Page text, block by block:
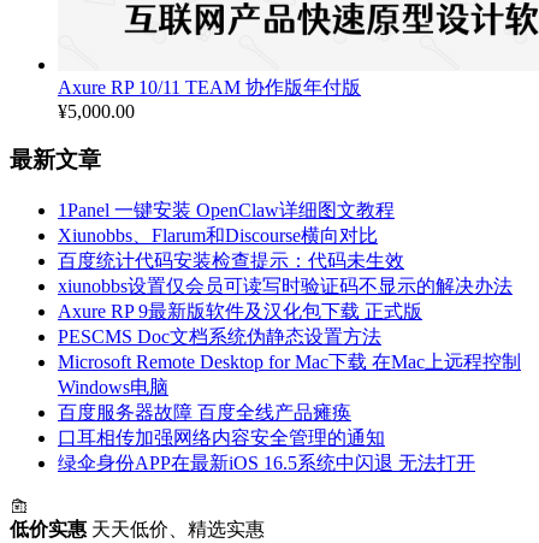
Axure RP 10/11 TEAM 协作版年付版
¥5,000.00
最新文章
1Panel 一键安装 OpenClaw详细图文教程
Xiunobbs、Flarum和Discourse横向对比
百度统计代码安装检查提示：代码未生效
xiunobbs设置仅会员可读写时验证码不显示的解决办法
Axure RP 9最新版软件及汉化包下载 正式版
PESCMS Doc文档系统伪静态设置方法
Microsoft Remote Desktop for Mac下载 在Mac上远程控制
Windows电脑
百度服务器故障 百度全线产品瘫痪
口耳相传加强网络内容安全管理的通知
绿伞身份APP在最新iOS 16.5系统中闪退 无法打开
低价实惠 天天低价、精选实惠